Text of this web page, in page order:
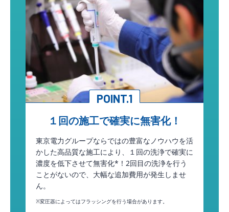
POINT.1
１回の施工で確実に無害化！
東京電力グループならではの豊富なノウハウを活
かした高品質な施工により、１回の洗浄で確実に
濃度を低下させて無害化*！2回目の洗浄を行う
ことがないので、大幅な追加費用が発生しませ
ん。
※変圧器によってはフラッシングを行う場合があります。